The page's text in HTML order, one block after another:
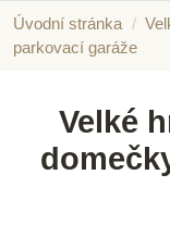
Úvodní stránka
parkovací garáže
Velké